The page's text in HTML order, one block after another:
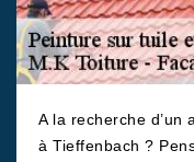
A la recherche d’un
à Tieffenbach ?